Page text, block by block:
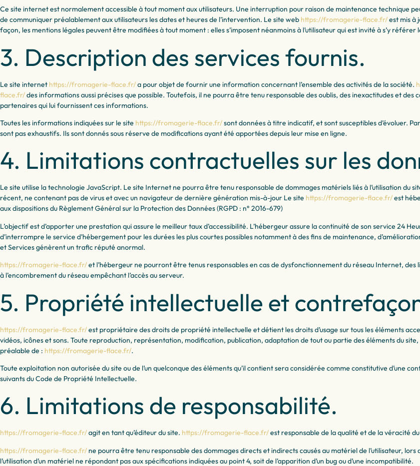
Ce site internet est normalement accessible à tout moment aux utilisateurs. Une interruption pour raison de maintenance technique
de communiquer préalablement aux utilisateurs les dates et heures de l’intervention. Le site web https://fromagerie-flace.fr/est mis à
façon, les mentions légales peuvent être modifiées à tout moment : elles s’imposent néanmoins à l’utilisateur qui est invité à s’y référer
3. Description des services fournis.
Le site internet https://fromagerie-flace.fr/a pour objet de fournir une information concernant l’ensemble des activités de la société.
flace.fr/des informations aussi précises que possible. Toutefois, il ne pourra être tenu responsable des oublis, des inexactitudes et des
partenaires qui lui fournissent ces informations.
Toutes les informations indiquées sur le site https://fromagerie-flace.fr/sont données à titre indicatif, et sont susceptibles d’évoluer.
sont pas exhaustifs. Ils sont donnés sous réserve de modifications ayant été apportées depuis leur mise en ligne.
4. Limitations contractuelles sur les
Le site utilise la technologie JavaScript. Le site Internet ne pourra être tenu responsable de dommages matériels liés à l’utilisation du
récent, ne contenant pas de virus et avec un navigateur de dernière génération mis-à-jour Le site https://fromagerie-flace.fr/est
aux dispositions du Règlement Général sur la Protection des Données (RGPD : n° 2016-679)
L’objectif est d’apporter une prestation qui assure le meilleur taux d’accessibilité. L’hébergeur assure la continuité de son service 24
d’interrompre le service d’hébergement pour les durées les plus courtes possibles notamment à des fins de maintenance,
et Services génèrent un trafic réputé anormal.
https://fromagerie-flace.fr/et l’hébergeur ne pourront être tenus responsables en cas de dysfonctionnement du réseau Internet,
à l’encombrement du réseau empêchant l’accès au serveur.
5. Propriété intellectuelle et
https://fromagerie-flace.fr/est propriétaire des droits de propriété intellectuelle et détient les droits d’usage sur tous les éléments
vidéos, icônes et sons. Toute reproduction, représentation, modification, publication, adaptation de tout ou partie des éléments du
préalable de : https://fromagerie-flace.fr/.
Toute exploitation non autorisée du site ou de l’un quelconque des éléments qu’il contient sera considérée comme constitutive d’une
suivants du Code de Propriété Intellectuelle.
6. Limitations de responsabilité.
https://fromagerie-flace.fr/agit en tant qu’éditeur du site. https://fromagerie-flace.fr/est responsable de la qualité et de la véracité du
https://fromagerie-flace.fr/ ne pourra être tenu responsable des dommages directs et indirects causés au matériel de l’utilisateur, lors
l’utilisation d’un matériel ne répondant pas aux spécifications indiquées au point 4, soit de l’apparition d’un bug ou d’une incompatibilité.